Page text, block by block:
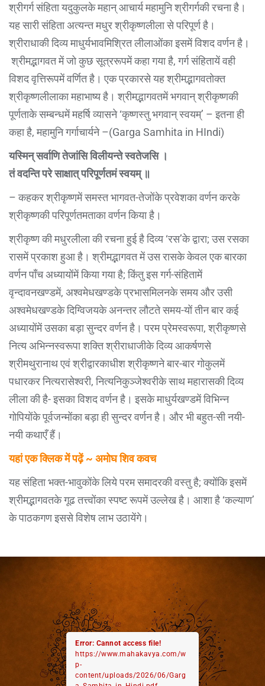
श्रीगर्ग संहिता यदुकुलके महान् आचार्य महामुनि श्रीगर्गकी रचना है।
यह सारी संहिता अत्यन्त मधुर श्रीकृष्णलीला से परिपूर्ण है।
श्रीराधाकी दिव्य माधुर्यभावमिश्रित लीलाओंका इसमें विशद वर्णन है।
श्रीमद्भागवत में जो कुछ सूत्ररूपमें कहा गया है, गर्ग संहितायें वही
विशद वृत्तिरूपमें वर्णित है। एक प्रकारसे यह श्रीमद्भागवतोक्त
श्रीकृष्णलीलाका महाभाष्य है। श्रीमद्भागवतमें भगवान् श्रीकृष्णकी
पूर्णताके सम्बन्धमें महर्षि व्यासने ‘कृष्णस्तु भगवान् स्वयम्’ – इतना ही
कहा है, महामुनि गर्गाचार्यने –(Garga Samhita in HIndi)
यस्मिन् सर्वाणि तेजांसि विलीयन्ते स्वतेजसि ।
तं वदन्ति परे साक्षात् परिपूर्णतमं स्वयम् ॥
– कहकर श्रीकृष्णमें समस्त भागवत-तेजोंके प्रवेशका वर्णन करके
श्रीकृष्णकी परिपूर्णतमताका वर्णन किया है।
श्रीकृष्ण की मधुरलीला की रचना हुई है दिव्य ‘रस’के द्वारा; उस रसका
रासमें प्रकाश हुआ है। श्रीमद्भागवत में उस रासके केवल एक बारका
वर्णन पाँच अध्यायोंमें किया गया है; किंतु इस गर्ग-संहितामें
वृन्दावनखण्डमें, अश्वमेधखण्डके प्रभासमिलनके समय और उसी
अश्वमेधखण्डके दिग्विजयके अनन्तर लौटते समय-यों तीन बार कई
अध्यायोंमें उसका बड़ा सुन्दर वर्णन है। परम प्रेमस्वरूपा, श्रीकृष्णसे
नित्य अभिन्नस्वरूपा शक्ति श्रीराधाजीके दिव्य आकर्षणसे
श्रीमथुरानाथ एवं श्रीद्वारकाधीश श्रीकृष्णने बार-बार गोकुलमें
पधारकर नित्यरासेश्वरी, नित्यनिकुञ्जेश्वरीके साथ महारासकी दिव्य
लीला की है- इसका विशद वर्णन है। इसके माधुर्यखण्डमें विभिन्न
गोपियोंके पूर्वजन्मोंका बड़ा ही सुन्दर वर्णन है। और भी बहुत-सी नयी-
नयी कथाएँ हैं।
यहां एक क्लिक में पढ़ें ~ अमोघ शिव कवच
यह संहिता भक्त-भावुकोंके लिये परम समादरकी वस्तु है; क्योंकि इसमें
श्रीमद्भागवतके गूढ तत्त्वोंका स्पष्ट रूपमें उल्लेख है। आशा है ‘कल्याण’
के पाठकगण इससे विशेष लाभ उठायेंगे।
Error: Cannot access file!
https://www.mahakavya.com/w
p-
content/uploads/2026/06/Garg